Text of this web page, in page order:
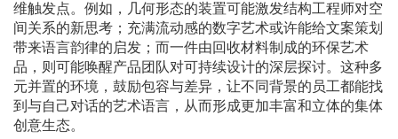
维触发点。例如，几何形态的装置可能激发结构工程师对空
间关系的新思考；充满流动感的数字艺术或许能给文案策划
带来语言韵律的启发；而一件由回收材料制成的环保艺术
品，则可能唤醒产品团队对可持续设计的深层探讨。这种多
元并置的环境，鼓励包容与差异，让不同背景的员工都能找
到与自己对话的艺术语言，从而形成更加丰富和立体的集体
创意生态。